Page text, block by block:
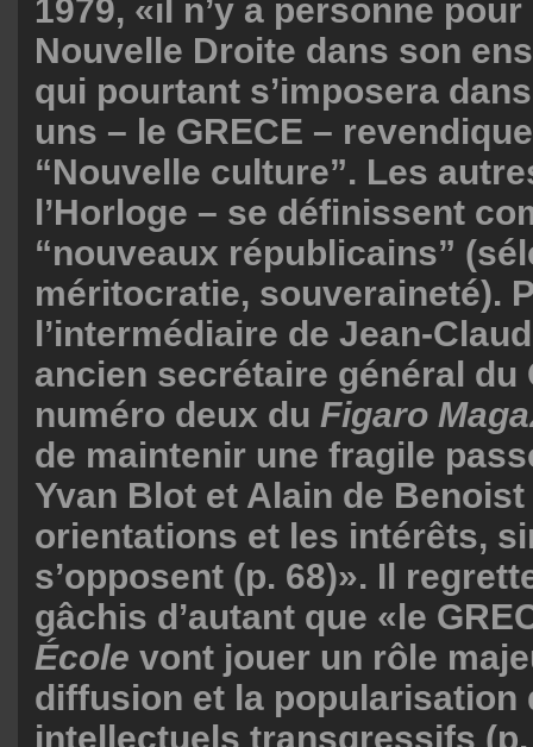
1979, «il n’y a personne
Nouvelle Droite dans son
qui pourtant s’imposera
uns – le GRECE –
“Nouvelle culture”. Les
l’Horloge – se définissent
“nouveaux républicains”
méritocratie, souveraineté).
l’intermédiaire de Jean-
ancien secrétaire général du
numéro deux du Figaro
de maintenir une fragile
Yvan Blot et Alain de
orientations et les intérêts,
s’opposent (p. 68)». Il
gâchis d’autant que «le
École vont jouer un rôle
diffusion et la popularisation
intellectuels transgressifs (p.